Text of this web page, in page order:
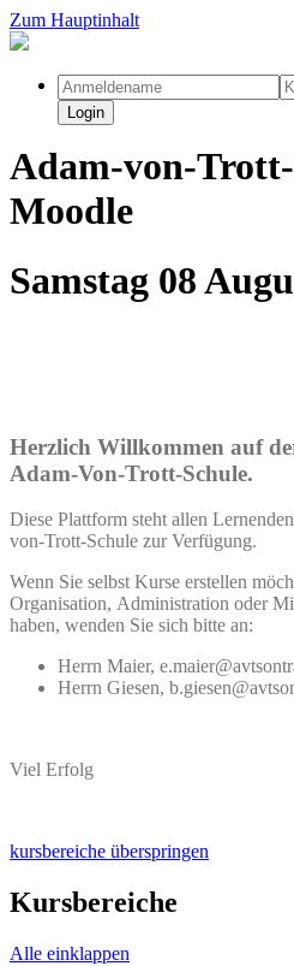
Zum Hauptinhalt
Login
Adam-von-
Moodle
Samstag 08
Herzlich Willkommen auf
Adam-Von-Trott-Schule.
Diese Plattform steht allen
von-Trott-Schule zur Verfügung.
Wenn Sie selbst Kurse erstellen
Organisation, Administration oder
haben, wenden Sie sich bitte an:
Herrn Maier,
Herrn Giesen,
Viel Erfolg
kursbereiche überspringen
Kursbereiche
Alle einklappen